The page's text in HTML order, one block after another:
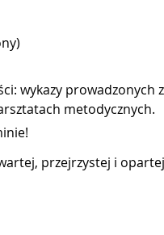
wykazy prowadzonych
metodycznych.
przejrzystej i